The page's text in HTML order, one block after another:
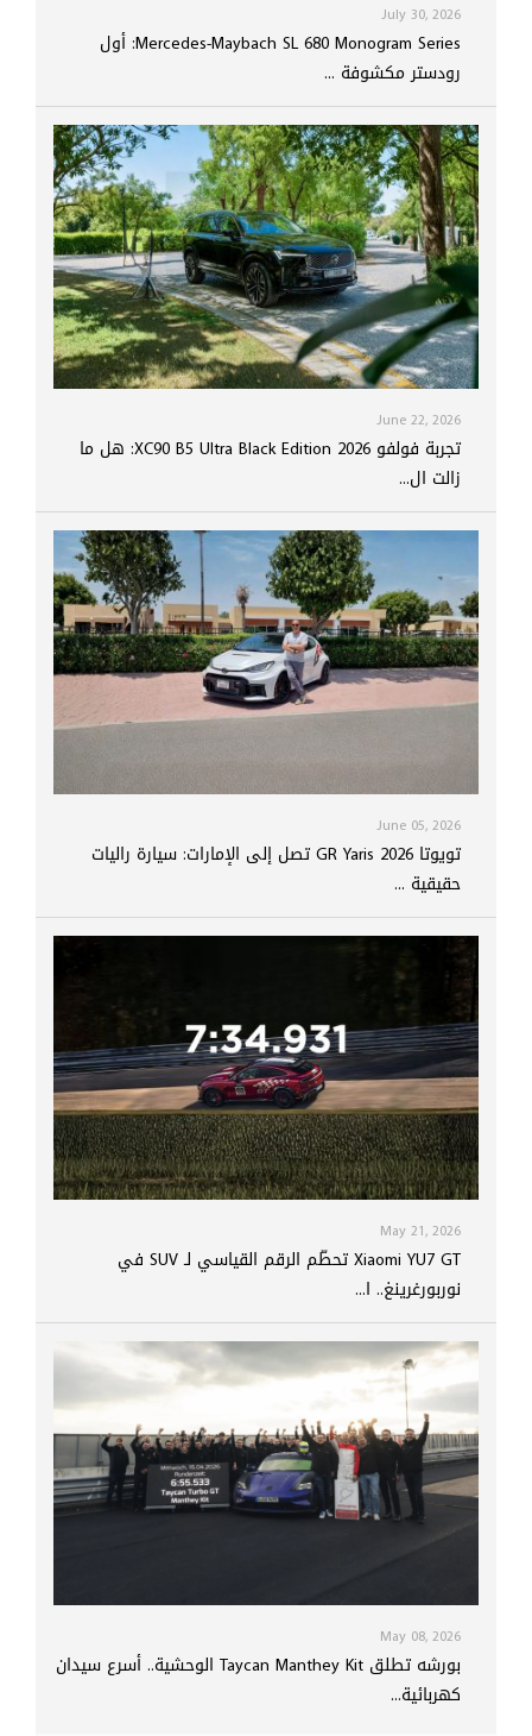
July 30, 2026
Mercedes-Maybach SL 680 Monogram Series: أول
رودستر مكشوفة ...
June 22, 2026
تجربة فولفو XC90 B5 Ultra Black Edition 2026: هل ما
زالت ال...
June 05, 2026
تويوتا GR Yaris 2026 تصل إلى الإمارات: سيارة راليات
حقيقية ...
May 21, 2026
Xiaomi YU7 GT تحطّم الرقم القياسي لـ SUV في
نوربورغرينغ.. ا...
May 08, 2026
بورشه تطلق Taycan Manthey Kit الوحشية.. أسرع سيدان
كهربائية...